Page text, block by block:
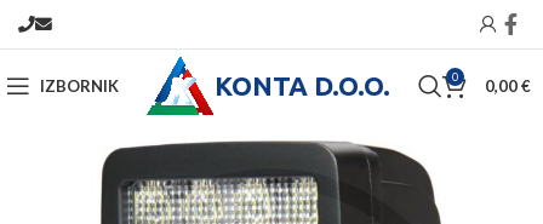
IZBORNIK KONTA D.O.O. 0 0,00€